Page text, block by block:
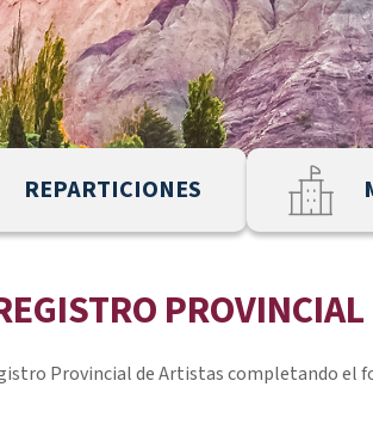
REPARTICIONES
Provincial de Artistas completando el